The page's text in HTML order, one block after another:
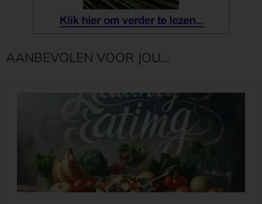
AANBEVOLEN VOOR JOU...